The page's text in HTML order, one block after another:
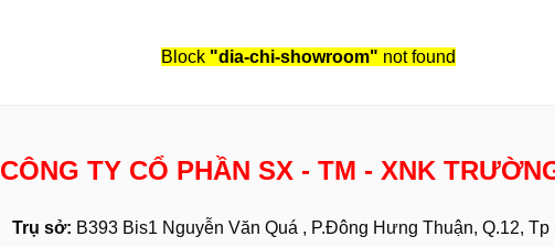
Block "dia-chi-showroom" not found
CÔNG TY CỔ PHẦN SX - TM - XNK
Trụ sở: B393 Bis1 Nguyễn Văn Quá , P.Đông Hưng Thuận, Q.12, Tp